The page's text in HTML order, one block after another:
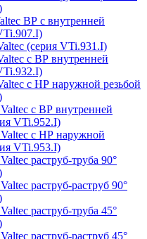
ВР с внутренней
(серия VTi.931.I)
с ВР внутренней
с НР наружной резьбой
с ВР внутренней
VTi.952.I)
с НР наружной
VTi.953.I)
раструб-труба 90°
раструб-раструб 90°
раструб-труба 45°
раструб-раструб 45°